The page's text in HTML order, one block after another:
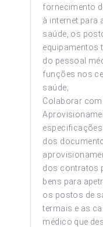
fornecimento
à internet para
saúde, os
equipamentos
do pessoal
funções nos
saúde;
Colaborar
dos
dos contratos
bens para
os postos de
termais e as
médico que